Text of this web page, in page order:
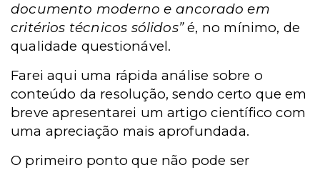
documento moderno e ancorado em
critérios técnicos sólidos”é, no mínimo, de
qualidade questionável.
Farei aqui uma rápida análise sobre o
conteúdo da resolução, sendo certo que em
breve apresentarei um artigo científico com
uma apreciação mais aprofundada.
O primeiro ponto que não pode ser